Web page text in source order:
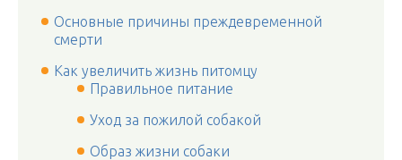
Основные причины преждевременной
смерти
Как увеличить жизнь питомцу
Правильное питание
Уход за пожилой собакой
Образ жизни собаки